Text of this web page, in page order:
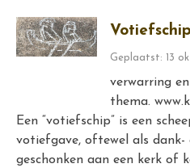
Votiefschip
Geplaatst: 13
verwarring
thema.
Een “votiefschip” is een
votiefgave, oftewel als
geschonken aan een kerk of